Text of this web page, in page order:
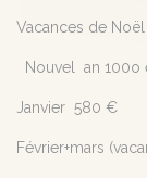
Vacances
Nouvel an 100o
Février+mars